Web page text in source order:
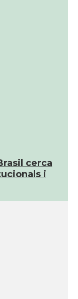
de Janeiro
a Brasil
cerca
i